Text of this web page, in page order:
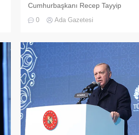
Cumhurbaşkanı Recep Tayyip
kapsamında Bağdat’taki
Erbil’de Irak Kürt Bölgesel Yönetimi
(IKBY) Başkanı Neçirvan Barzani
ve IKBY Başbakanı Mesrur Barzani
ile görüştü. Cumhurbaşkanı
Erdoğan, Erbil Uluslararası
Havalimanı’nda, IKBY Başkanı
Neçirvan Barzani ve IKBY
Başbakanı Mesrur Barzani
tarafından törenle karşılandı.
Cumhurbaşkanı Erdoğan, tören
0 Ada Gazetesi